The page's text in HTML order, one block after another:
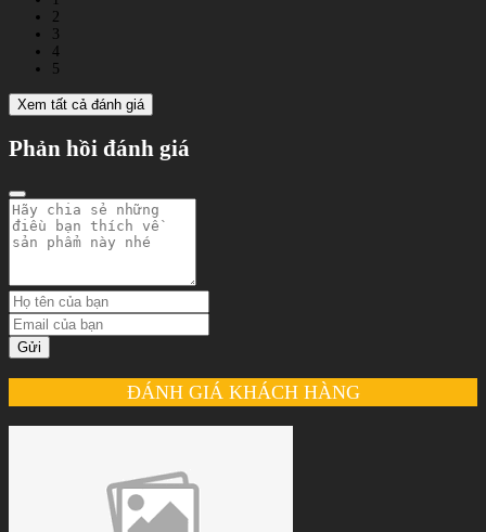
2
3
4
5
Xem tất cả đánh giá
Phản hồi đánh giá
Gửi
ĐÁNH GIÁ KHÁCH HÀNG